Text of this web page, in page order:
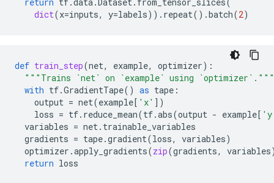
dict(x=inputs, y=labels)) . repeat() .batch(2)
def train_step(net, example, optimizer):
"""Trains `net` on `example` using `optimizer`."""
with tf.GradientTape() as tape :
output = net(example[ 'x' ])
loss = tf. reduce_mean(tf.abs(output - example[
variables = net. trainable_variables
gradients = tape.gradient(loss, variables)
optimizer .apply_gradients(zip(gradients, variables
return loss